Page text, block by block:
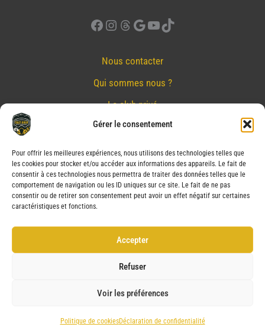
Gérer le consentement
Pour offrir les meilleures expériences, nous utilisons des technologies telles que
les cookies pour stocker et/ou accéder aux informations des appareils. Le fait de
consentir à ces technologies nous permettra de traiter des données telles que le
comportement de navigation ou les ID uniques sur ce site. Le fait de ne pas
consentir ou de retirer son consentement peut avoir un effet négatif sur certaines
caractéristiques et fonctions.
Accepter
Refuser
Voir les préférences
Politique de cookiesDéclaration de confidentialité
Facebook
Instagram
Threads
Google
YouTube
TikTok
Nous contacter
Qui sommes nous ?
Le club privé
Réserver
Nos partenaires
Mentions Légales
Conditions générales de vente
Politique de cookies (UE)
Copyright © 2026 CRAZY BIKER | Powered by CRAZY BIKER